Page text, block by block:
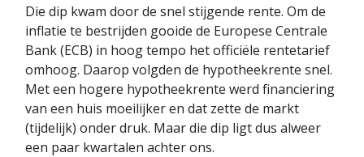
Die dip kwam door de snel stijgende rente. Om de
inflatie te bestrijden gooide de Europese Centrale
Bank (ECB) in hoog tempo het officiële rentetarief
omhoog. Daarop volgden de hypotheekrente snel.
Met een hogere hypotheekrente werd financiering
van een huis moeilijker en dat zette de markt
(tijdelijk) onder druk. Maar die dip ligt dus alweer
een paar kwartalen achter ons.